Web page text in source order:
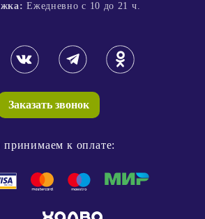
Ежедневно с 10 до 21 ч.
Заказать звонок
к оплате: